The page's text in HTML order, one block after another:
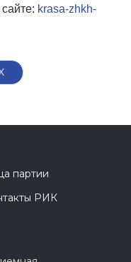
krasa-zhkh-
партии
РИК